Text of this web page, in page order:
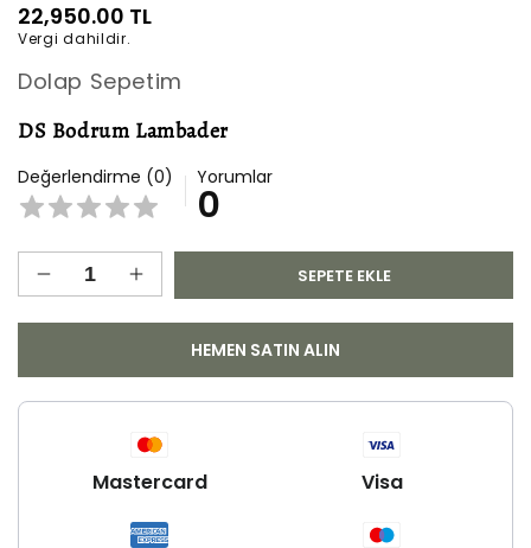
Normal
fiyat
22,950.00 TL
Vergi dahildir.
Dolap Sepetim
DS Bodrum Lambader
Değerlendirme (0) Yorumlar
0
adedi
azaltın
DS
adedi
artırın
SEPETE EKLE
HEMEN SATIN ALIN
Mastercard Visa